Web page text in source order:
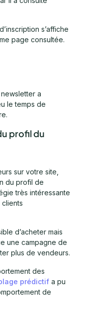
s’affiche
page consultée.
a
le temps de
profil du
sur votre site,
du profil de
très intéressante
d’acheter mais
une campagne de
plus de vendeurs.
des
prédictif a pu
de